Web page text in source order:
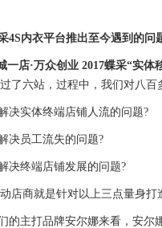
4S内衣平台推出至今遇到的问
店·万众创业 2017蝶采“实体
了六站，过程中，我们对八
实体终端店铺人流的问题?
员工流失的问题?
终端店铺发展的问题?
商就是针对以上三点量身打
主打品牌安尔娜来看，安尔